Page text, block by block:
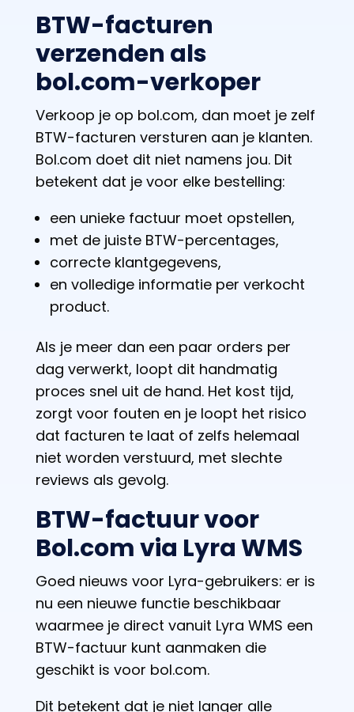
BTW-facturen
verzenden als
bol.com-verkoper
Verkoop je op bol.com, dan moet je zelf
BTW-facturen versturen aan je klanten.
Bol.com doet dit niet namens jou. Dit
betekent dat je voor elke bestelling:
een unieke factuur moet opstellen,
met de juiste BTW-percentages,
correcte klantgegevens,
en volledige informatie per verkocht
product.
Als je meer dan een paar orders per
dag verwerkt, loopt dit handmatig
proces snel uit de hand. Het kost tijd,
zorgt voor fouten en je loopt het risico
dat facturen te laat of zelfs helemaal
niet worden verstuurd, met slechte
reviews als gevolg.
BTW-factuur voor
Bol.com via Lyra WMS
Goed nieuws voor Lyra-gebruikers: er is
nu een nieuwe functie beschikbaar
waarmee je direct vanuit Lyra WMS een
BTW-factuur kunt aanmaken die
geschikt is voor bol.com.
Dit betekent dat je niet langer alle